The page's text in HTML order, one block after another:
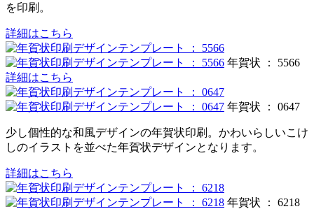
を印刷。
詳細はこちら
年賀状 ： 5566
詳細はこちら
年賀状 ： 0647
少し個性的な和風デザインの年賀状印刷。かわいらしいこけ
しのイラストを並べた年賀状デザインとなります。
詳細はこちら
年賀状 ： 6218